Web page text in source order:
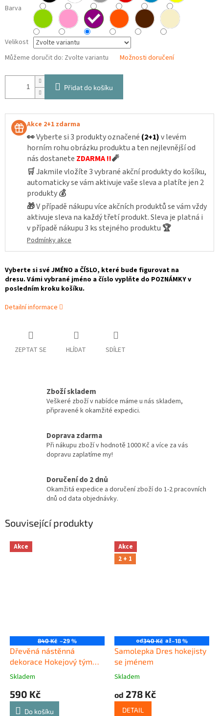
Barva
Velikost
Můžeme doručit do: Zvolte variantu Možnosti doručení
Přidat do košíku
Akce 2+1 zdarma
👀Vyberte si 3 produkty označené (2+1)v levém
horním rohu obrázku produktu a ten nejlevnější od
nás dostanete ZDARMA !!🧨
🛒Jakmile vložíte 3 vybrané akční produkty do košíku,
automaticky se vám aktivuje vaše sleva a platíte jen 2
produkty💰
🎁V případě nákupu více akčních produktů se vám vždy
aktivuje sleva na každý třetí produkt. Sleva je platná i
v případě nákupu 3 ks stejného produktu 🏆
Podmínky akce
Vyberte si své JMÉNO a ČÍSLO, které bude figurovat na
dresu. Vámi vybrané jméno a číslo vyplňte do POZNÁMKY v
posledním kroku košíku.
Detailní informace
ZEPTAT SE HLÍDAT SDÍLET
Zboží skladem
Veškeré zboží v nabídce máme u nás skladem,
připravené k okamžité expedici.
Doprava zdarma
Při nákupu zboží v hodnotě 1000 Kč a více za vás
dopravu zaplatíme my!
Doručení do 2 dnů
Okamžitá expedice a doručení zboží do 1-2 pracovních
dnů od data objednávky.
Související produkty
Akce
840 Kč –29 %
Dřevěná nástěnná
dekorace Hokejový tým
Colorado Avalanche
Skladem
590 Kč
Do košíku
Akce
2 + 1
od340 Kč až–18 %
Samolepka Dres hokejisty
se jménem
Skladem
od 278 Kč
DETAIL